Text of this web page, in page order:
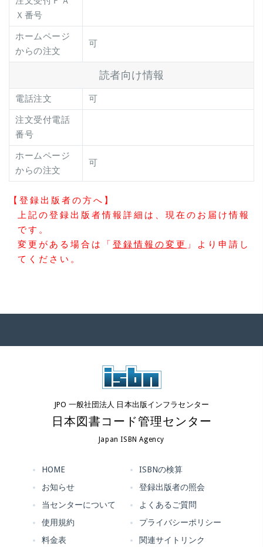
Ｘ番号
ホームページ
からの注文
可
読者向け情報
電話注文
可
注文受付電話
番号
ホームページ
からの注文
可
【登録出版者の方へ】
上記の登録出版者情報詳細は、現在のお届け情報
です。
変更がある場合は「 登録情報の変更 」より申請し
てください。
JPO 一般社団法人 日本出版インフラセンター
日本図書コード管理センター
Japan ISBN Agency
HOME
お知らせ
当センターについて
使用規約
料金表
ISBNの検算
登録出版者の照会
よくあるご質問
プライバシーポリシー
関連サイトリンク